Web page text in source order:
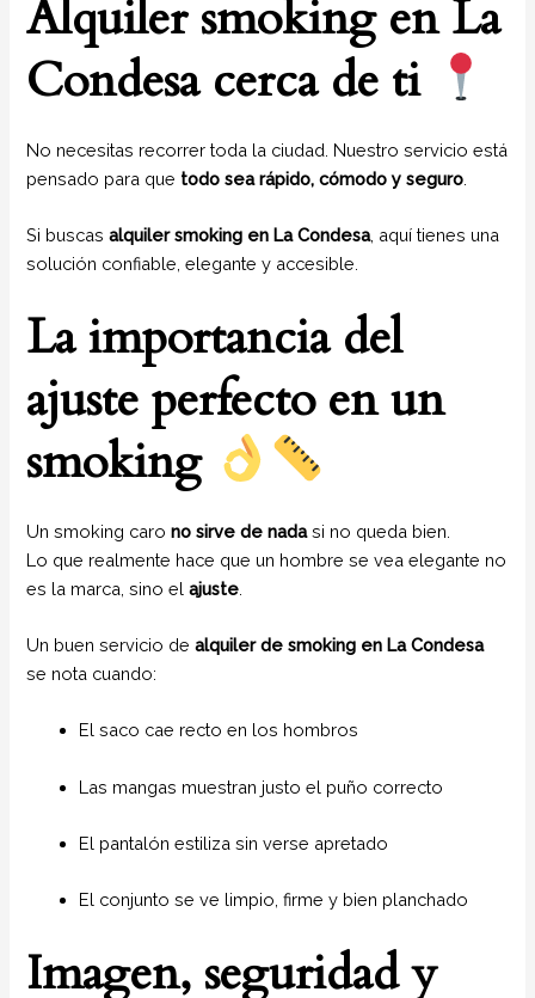
Alquiler smoking en La
Condesa cerca de ti
No necesitas recorrer toda la ciudad. Nuestro servicio está
pensado para que todo sea rápido, cómodo y seguro
Si buscasalquiler smoking en La Condesa, aquí tienes una
solución confiable, elegante y accesible.
La importancia del
ajuste perfecto en un
smoking
Un smoking carono sirve de nadasi no queda bien.
Lo que realmente hace que un hombre se vea elegante no
es la marca, sino elajuste
Un buen servicio dealquiler de smoking en La Condesa
se nota cuando:
El saco cae recto en los hombros
Las mangas muestran justo el puño correcto
El pantalón estiliza sin verse apretado
El conjunto se ve limpio, firme y bien planchado
Imagen, seguridad y